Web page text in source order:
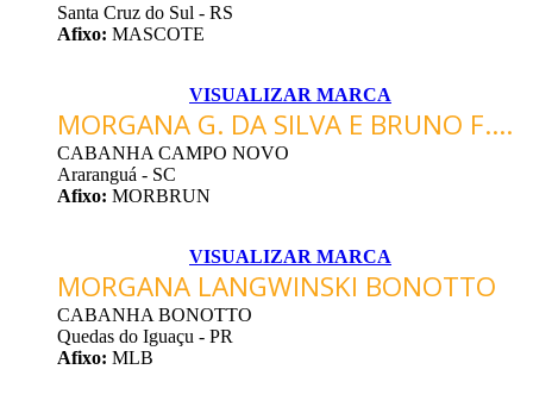
Santa Cruz do Sul - RS
Afixo: MASCOTE
VISUALIZAR MARCA
MORGANA G. DA SILVA E BRUNO F....
CABANHA CAMPO NOVO
Araranguá - SC
Afixo: MORBRUN
VISUALIZAR MARCA
MORGANA LANGWINSKI BONOTTO
CABANHA BONOTTO
Quedas do Iguaçu - PR
Afixo: MLB